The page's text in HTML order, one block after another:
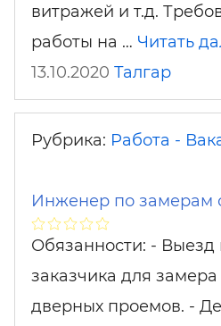
витражей и т.д.
работы на … Читать
13.10.2020 Талгар
Рубрика: Работа -
Инженер по замерам
Обязанности: - Выезд
заказчика для
дверных проемов. -